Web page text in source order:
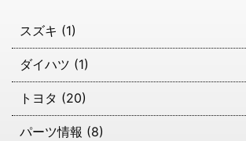
スズキ (1)
ダイハツ (1)
トヨタ (20)
パーツ情報 (8)